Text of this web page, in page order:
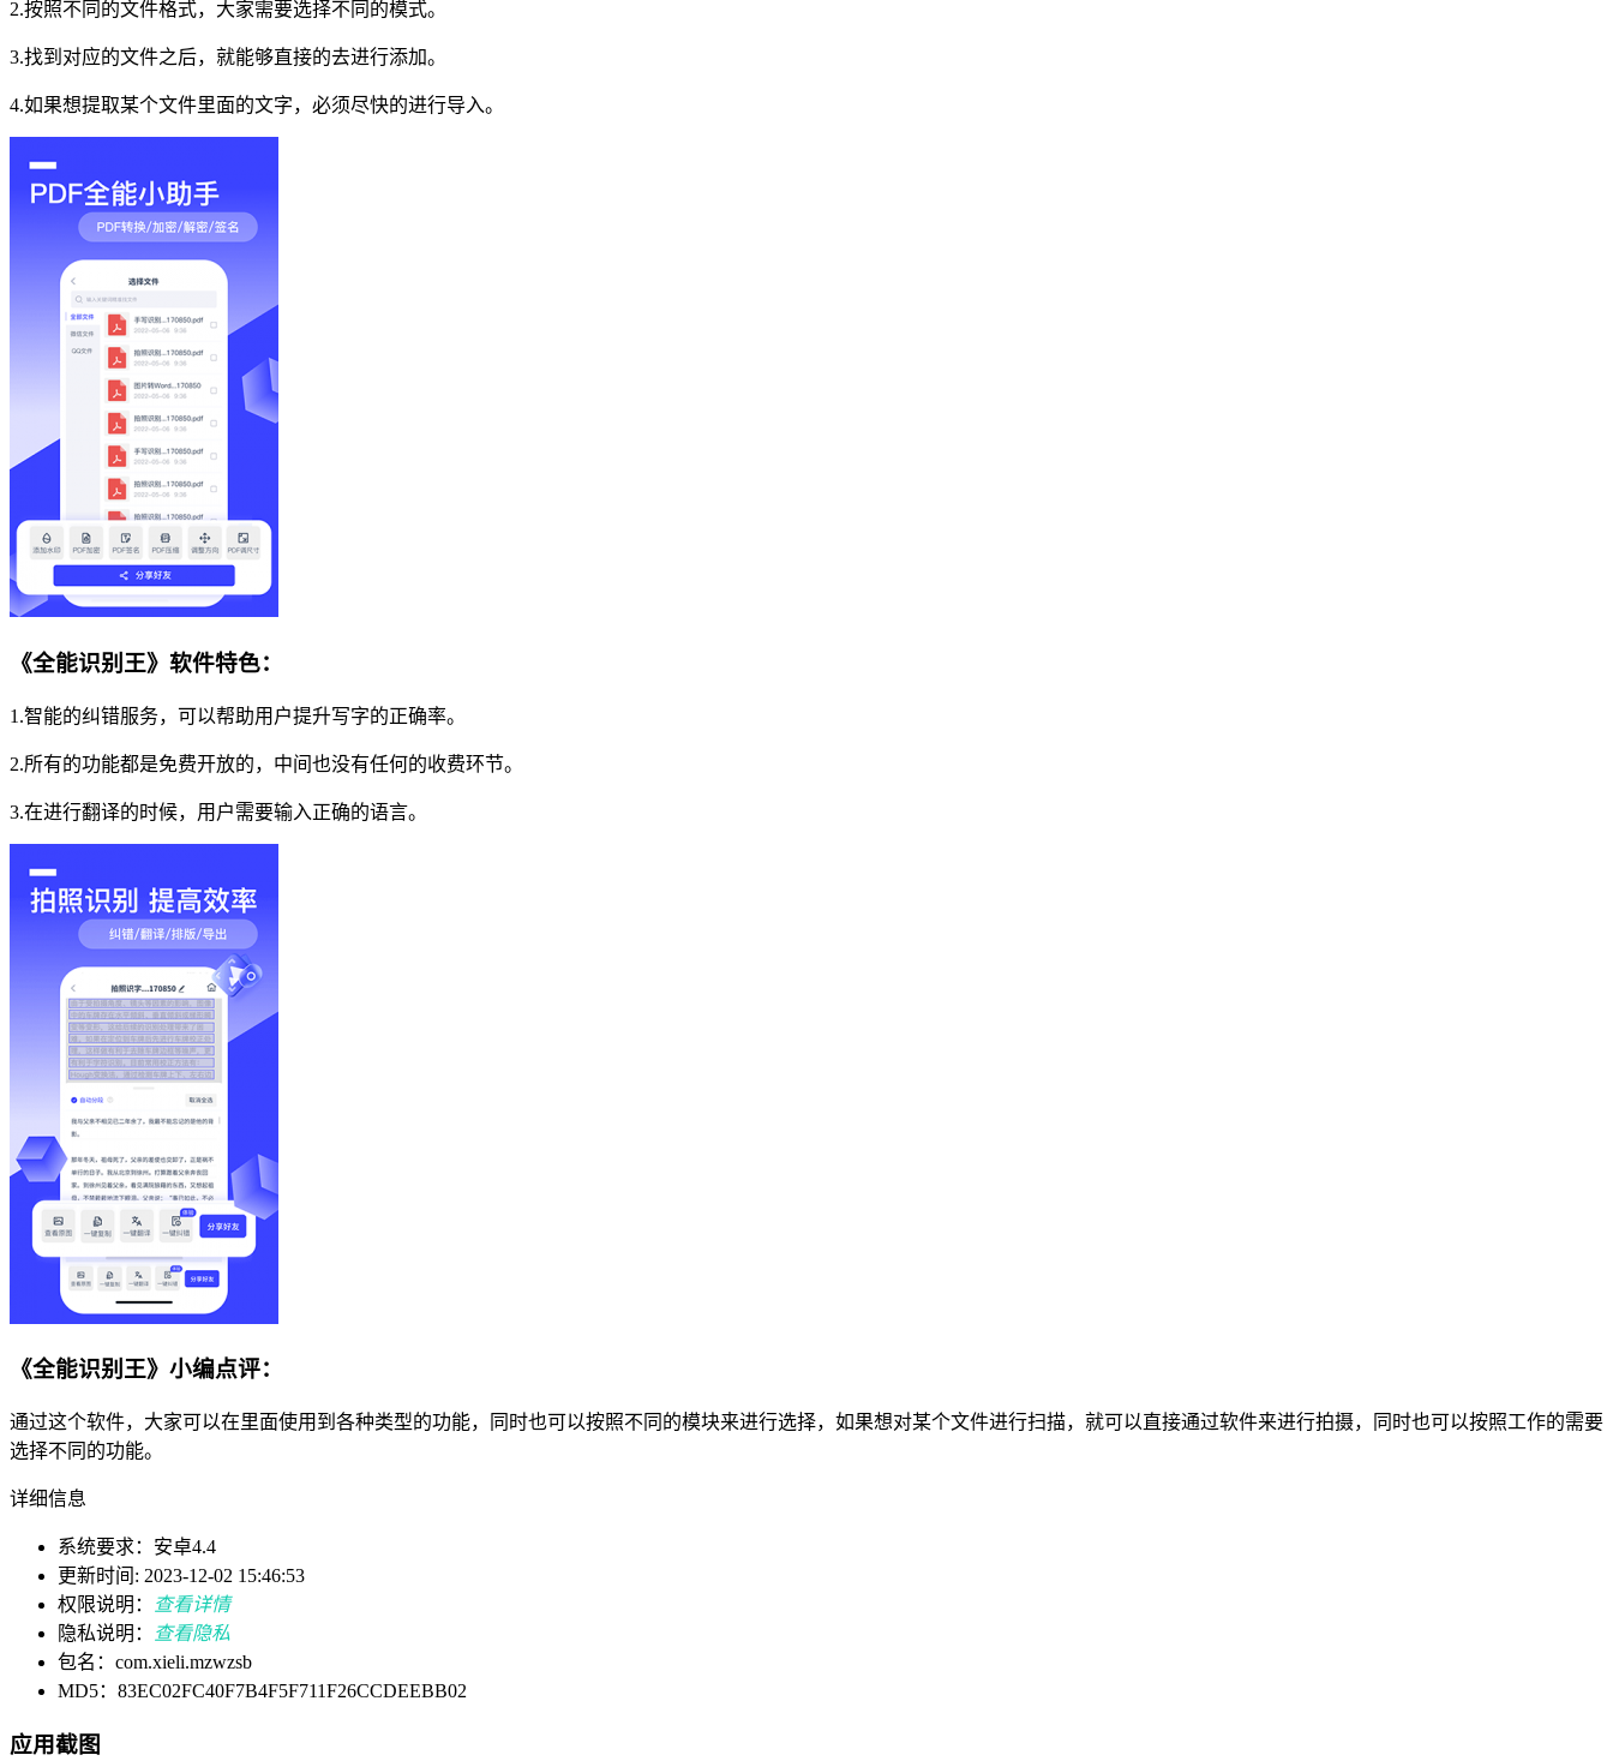
2.按照不同的文件格式，大家需要选择不同的模式。
3.找到对应的文件之后，就能够直接的去进行添加。
4.如果想提取某个文件里面的文字，必须尽快的进行导入。
《全能识别王》软件特色：
1.智能的纠错服务，可以帮助用户提升写字的正确率。
2.所有的功能都是免费开放的，中间也没有任何的收费环节。
3.在进行翻译的时候，用户需要输入正确的语言。
《全能识别王》小编点评：
通过这个软件，大家可以在里面使用到各种类型的功能，同时也可以按照不同的模块来进行选择，如果想对某个文件进行扫描，就可以直接通过软件来进行拍摄，同时也可以按照工作的需要
选择不同的功能。
详细信息
系统要求：安卓4.4
更新时间: 2023-12-02 15:46:53
权限说明：
查看详情
隐私说明：
查看隐私
包名：com.xieli.mzwzsb
MD5：83EC02FC40F7B4F5F711F26CCDEEBB02
应用截图